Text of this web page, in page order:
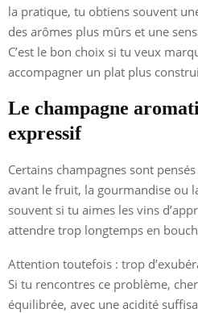
la pratique, tu obtiens souvent
des arômes plus mûrs et une
C’est le bon choix si tu veux
accompagner un plat plus
Le champagne
expressif
Certains champagnes sont
avant le fruit, la gourmandise ou
souvent si tu aimes les vins
attendre trop longtemps en
Attention toutefois : trop
Si tu rencontres ce problème,
équilibrée, avec une acidité